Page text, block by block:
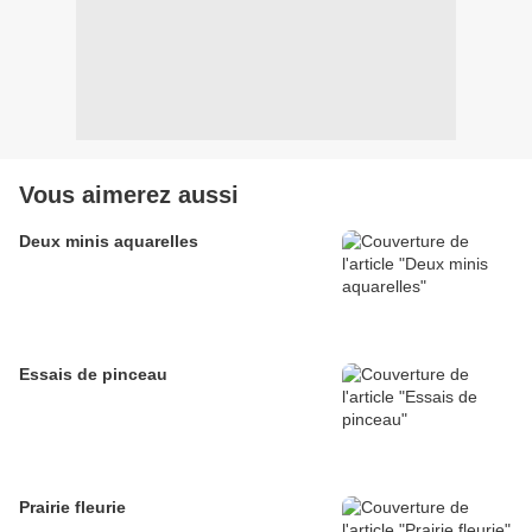
Vous aimerez aussi
Deux minis aquarelles
Essais de pinceau
Prairie fleurie